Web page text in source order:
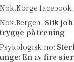
Nok.Norge
Nok.Bergen: Slik
trygge på trening
Psykologisk.no:
unge: En av fire